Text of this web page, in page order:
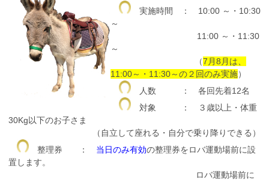
実施時間 ： 10:00 ～・10:30
～
11:00 ～・11:30
～
（7月8月は、
11:00～・11:30～の２回のみ実施）
人数 ： 各回先着12名
対象 ： ３歳以上・体重
30Kg以下のお子さま
（自立して座れる・自分で乗り降りできる）
整理券 ： 当日のみ有効の整理券をロバ運動場前に設
置します。
ロバ運動場前に